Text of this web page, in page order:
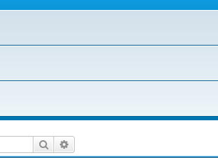
Pesquisar